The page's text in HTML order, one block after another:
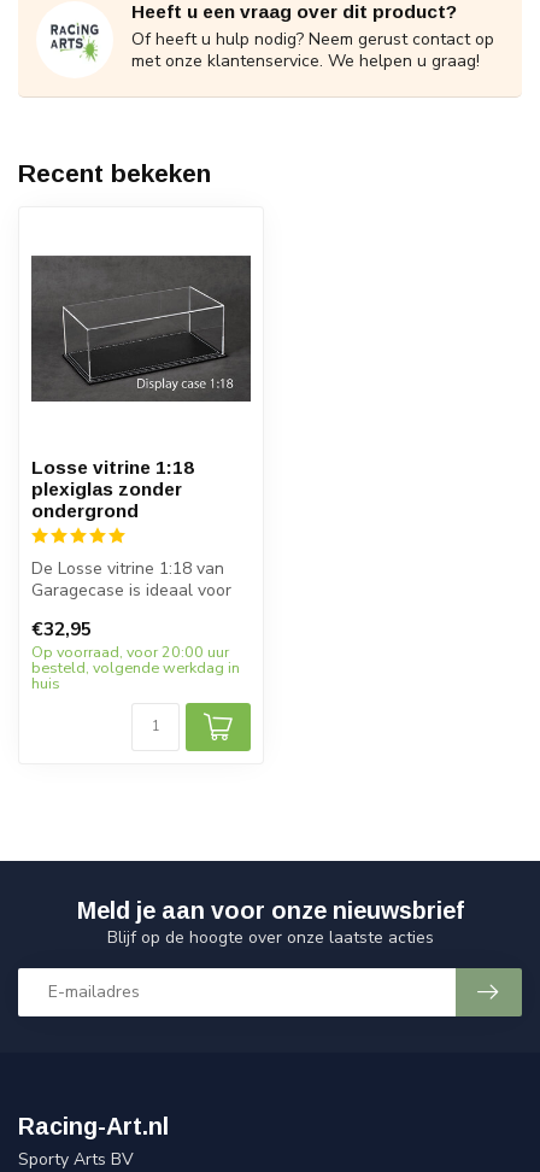
Heeft u een vraag over dit product?
Of heeft u hulp nodig? Neem gerust contact op
met onze klantenservice. We helpen u graag!
Recent bekeken
Losse vitrine 1:18
plexiglas zonder
ondergrond
De Losse vitrine 1:18 van
Garagecase is ideaal voor
schaalmod...
€32,95
Op voorraad, voor 20:00 uur
besteld, volgende werkdag in
huis
Meld je aan voor onze nieuwsbrief
Blijf op de hoogte over onze laatste acties
Racing-Art.nl
Sporty Arts BV